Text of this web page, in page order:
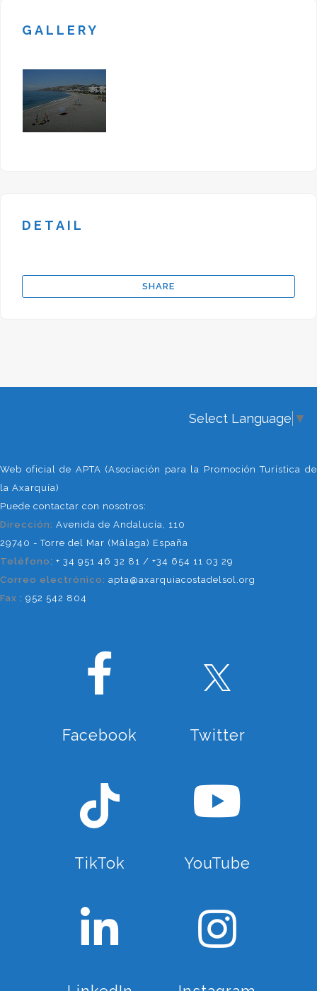
Limpieza de Playas
Policia Local
Papeleras, Hamacas y Paseo
marítimo.
GALLERY
DETAIL
SHARE
Select Language ▼
Web oficial de APTA (Asociación para la Promoción Turística de
la Axarquía)
Puede contactar con nosotros:
Dirección: Avenida de Andalucía, 110
29740 - Torre del Mar (Málaga) España
Teléfono : + 34 951 46 32 81 / +34 654 11 03 29
Correo electrónico: apta@axarquiacostadelsol.org
Fax : 952 542 804
Facebook Twitter
TikTok YouTube